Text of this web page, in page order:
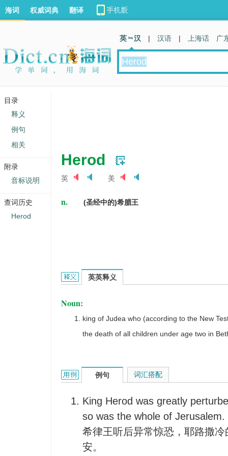
Herod
英 美
n. (圣经中的)希腊王
Herod的英文翻译是什么意思，词典释义与在线翻译
英英释义
Noun:
king of Judea who (according to the New
the death of all children under age two in
Herod的用法和样例：
例句
King Herod was greatly
so was the whole of Jerusalem.
希律王听后异常惊恐，耶路撒
安。
词汇搭配
海词 权威词典 翻译
英 汉 | 汉语 | 上海话 广
目录
释义
例句
相关
附录
音标说明
查词历史
Herod